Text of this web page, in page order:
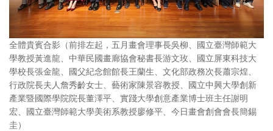
全體貴賓合影（前排左起，五月畫會理事長吳柳、國立臺灣師範大
學教授黃進龍、中華民國畫廊協會秘書長游文玫、國立屏東科技大
學校長張金龍、國父紀念館館長王蘭生、文化部政務次長蕭宗煌、
行政院長夫人詹秀齡女士、藝術家陳景容教授、國立中興大學創新
產業暨國際學院院長董澤平、實踐大學創意產業博士班主任謝明
宏、國立臺灣師範大學美術系教授廖修平、今日畫會創會會長簡錫
圭）